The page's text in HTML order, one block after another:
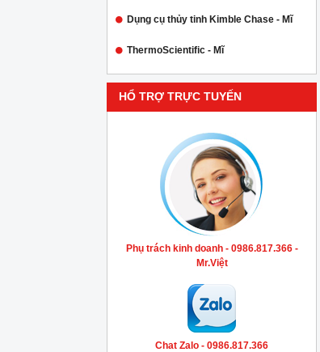
Dụng cụ thủy tinh Kimble Chase - Mĩ
ThermoScientific - Mĩ
HỔ TRỢ TRỰC TUYẾN
Phụ trách kinh doanh - 0986.817.366 -
Mr.Việt
Chat Zalo - 0986.817.366